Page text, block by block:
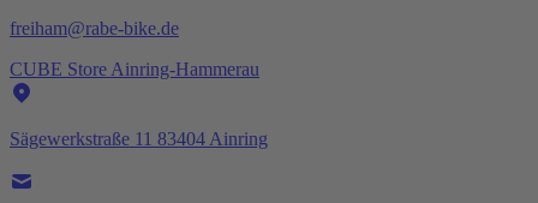
freiham@rabe-bike.de
CUBE Store Ainring-Hammerau
Sägewerkstraße 11 83404 Ainring